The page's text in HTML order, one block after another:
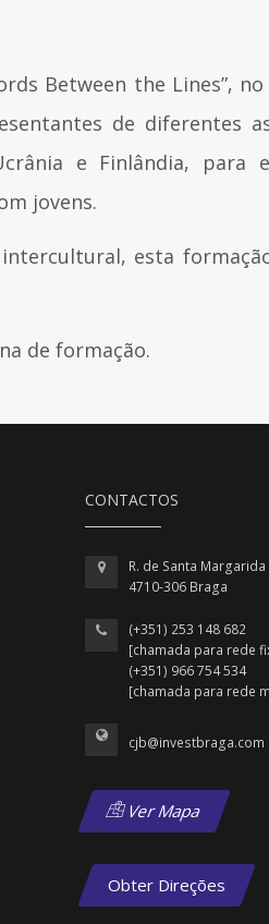
Between the Lines”,
de diferentes
e Finlândia, para
jovens.
esta
de formação.
CONTACTOS
R. de Santa Margarida
4710-306 Braga
(+351) 253 148 682
[chamada para rede
(+351) 966 754 534
[chamada para rede
cjb@investbraga.com
Ver Mapa
Obter Direções